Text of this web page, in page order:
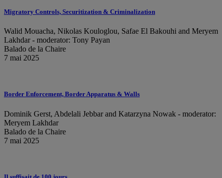
Migratory Controls, Securitization & Criminalization
Walid Mouacha, Nikolas Kouloglou, Safae El Bakouhi and Meryem
Lakhdar - moderator: Tony Payan
Balado de la Chaire
7 mai 2025
Border Enforcement, Border Apparatus & Walls
Dominik Gerst, Abdelali Jebbar and Katarzyna Nowak - moderator:
Meryem Lakhdar
Balado de la Chaire
7 mai 2025